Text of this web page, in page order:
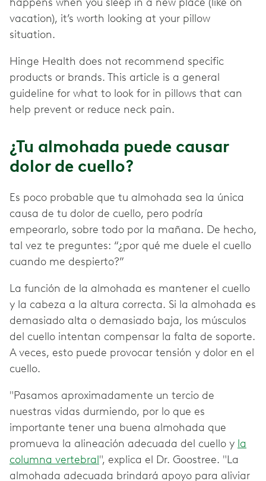
vacation), it’s worth looking at your pillow
situation.
Hinge Health does not recommend specific
products or brands. This article is a general
guideline for what to look for in pillows that can
help prevent or reduce neck pain.
¿Tu almohada puede causar
dolor de cuello?
Es poco probable que tu almohada sea la única
causa de tu dolor de cuello, pero podría
empeorarlo, sobre todo por la mañana. De hecho,
tal vez te preguntes: “¿por qué me duele el cuello
cuando me despierto?”
La función de la almohada es mantener el cuello
y la cabeza a la altura correcta. Si la almohada es
demasiado alta o demasiado baja, los músculos
del cuello intentan compensar la falta de soporte.
A veces, esto puede provocar tensión y dolor en el
cuello.
"Pasamos aproximadamente un tercio de
nuestras vidas durmiendo, por lo que es
importante tener una buena almohada que
promueva la alineación adecuada del cuello y la
columna vertebral", explica el Dr. Goostree. "La
almohada adecuada brindará apoyo para aliviar